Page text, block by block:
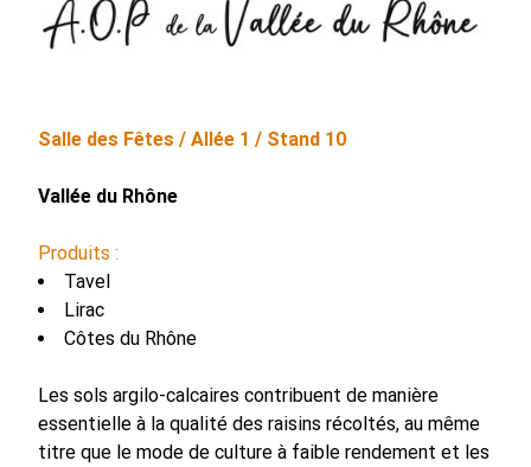
Salle des Fêtes / Allée 1 / Stand 10
Vallée du Rhône
Produits :
Tavel
Lirac
Côtes du Rhône
Les sols argilo-calcaires contribuent de manière
essentielle à la qualité des raisins récoltés, au même
titre que le mode de culture à faible rendement et les